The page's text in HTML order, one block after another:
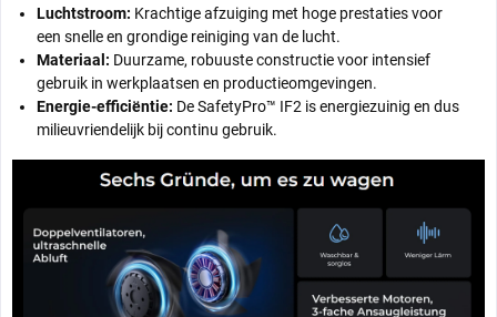
besturingsmodus
Drukknop, vier instelbare
niveaus
voedingsmodus
Directe aansluiting van het
netsnoer
nominaal vermogen 100W
Luchtstroom: Krachtige afzuiging met hoge prestaties voor
een snelle en grondige reiniging van de lucht.
Materiaal: Duurzame, robuuste constructie voor intensief
gebruik in werkplaatsen en productieomgevingen.
Energie-efficiëntie: De SafetyPro™ IF2 is energiezuinig en dus
milieuvriendelijk bij continu gebruik.